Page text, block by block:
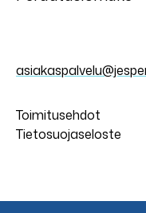
Toimitusehdot
Tietosuojaseloste